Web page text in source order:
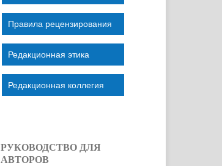
Правила рецензирования
Редакционная этика
Редакционная коллегия
РУКОВОДСТВО ДЛЯ
АВТОРОВ